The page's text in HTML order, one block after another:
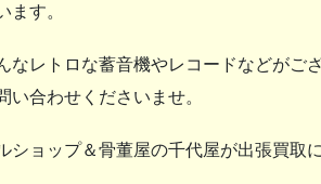
ます。
なレトロな蓄音機やレコードなどがご
い合わせくださいませ。
ショップ＆骨董屋の千代屋が出張買取